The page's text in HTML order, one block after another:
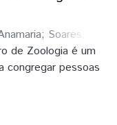
; Soares,
Schmitz, Hermes
Roberto Ribeiro;
de Zoologia é um
congregar pessoas
zoológicos